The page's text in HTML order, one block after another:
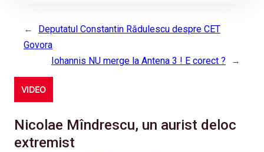
←
Deputatul Constantin Rădulescu despre CET
Govora
Iohannis NU merge la Antena 3 ! E corect ?
→
VIDEO
Nicolae Mîndrescu, un aurist deloc
extremist